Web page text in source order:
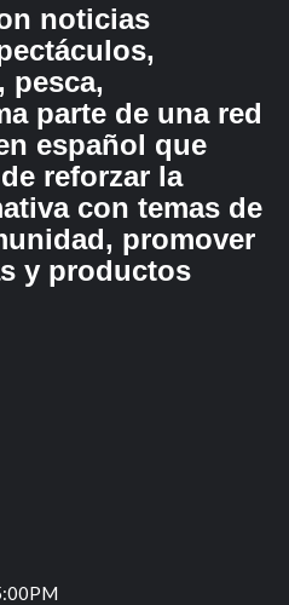
noticias
pesca,
parte de una red
español que
reforzar la
con temas de
promover
y productos